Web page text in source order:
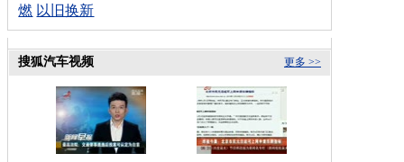
燃 以旧换新
更多 >>
搜狐汽车视频